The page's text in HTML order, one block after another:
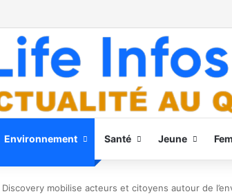
Environnement Santé Jeune
mobilise acteurs et citoyens autour de